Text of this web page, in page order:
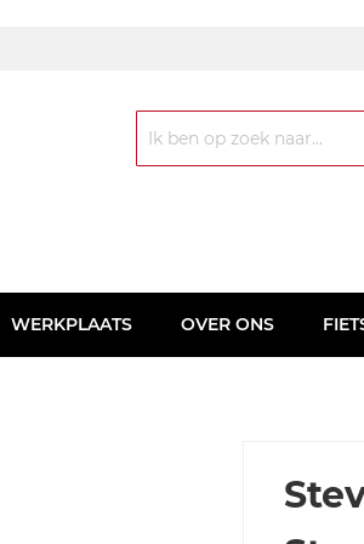
Zoek
WERKPLAATS OVER ONS